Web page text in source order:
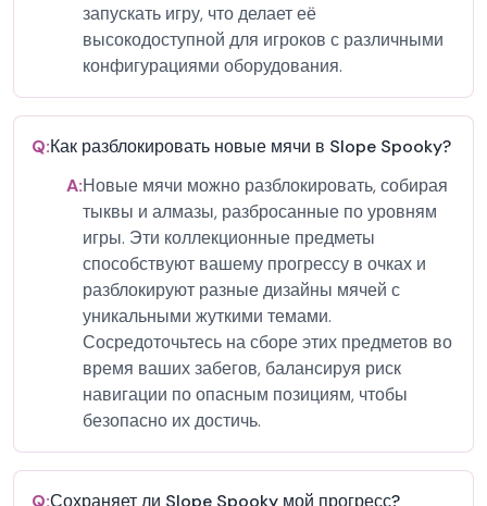
запускать игру, что делает её
высокодоступной для игроков с различными
конфигурациями оборудования.
Q:Как разблокировать новые мячи в Slope Spooky?
A:Новые мячи можно разблокировать, собирая
тыквы и алмазы, разбросанные по уровням
игры. Эти коллекционные предметы
способствуют вашему прогрессу в очках и
разблокируют разные дизайны мячей с
уникальными жуткими темами.
Сосредоточьтесь на сборе этих предметов во
время ваших забегов, балансируя риск
навигации по опасным позициям, чтобы
безопасно их достичь.
Q:Сохраняет ли Slope Spooky мой прогресс?